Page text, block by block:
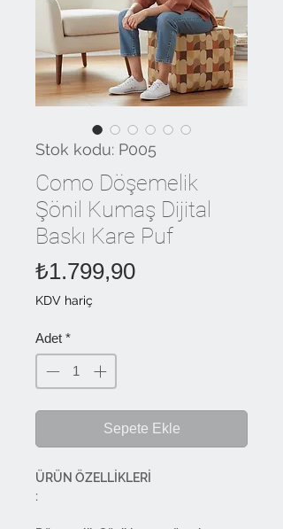
Stok kodu: P005
Como Döşemelik
Şönil Kumaş Dijital
Baskı Kare Puf
₺1.799,90Fiyat
KDV hariç
Adet *
Sepete Ekle
ÜRÜN ÖZELLİKLERİ
: